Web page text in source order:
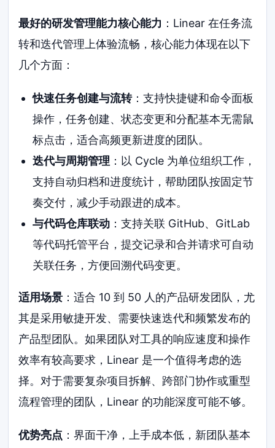
最好的研发管理能力核心能力 ：Linear 在任务流
转和迭代管理上体验流畅，核心能力体现在以下
几个方面：
快速任务创建与流转：支持快捷键和命令面板
操作，任务创建、状态变更和分配基本无需鼠
标点击，适合高频更新进度的团队。
迭代与周期管理 ：以 Cycle 为单位组织工作，
支持自动归档和进度统计，帮助团队按固定节
奏交付，减少手动跟进的成本。
与代码仓库联动：支持关联 GitHub、GitLab
等代码托管平台，提交记录和合并请求可自动
关联任务，方便回溯代码变更。
适用场景 ：适合 10 到 50 人的产品研发团队，尤
其是采用敏捷开发、需要快速迭代和频繁发布的
产品型团队。如果团队对工具的响应速度和操作
效率有较高要求，Linear 是一个值得考虑的选
择。对于需要复杂项目拆解、跨部门协作或重型
流程管理的团队，Linear 的功能深度可能不够。
优势亮点 ：界面干净，上手成本低，新团队基本